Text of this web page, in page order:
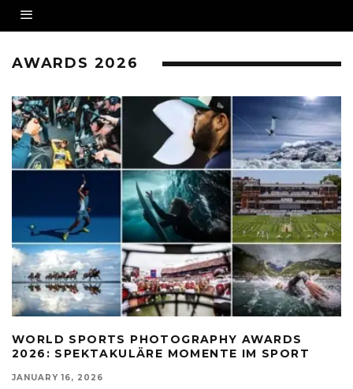
AWARDS 2026
WORLD SPORTS PHOTOGRAPHY AWARDS
2026: SPEKTAKULÄRE MOMENTE IM SPORT
JANUARY 16, 2026